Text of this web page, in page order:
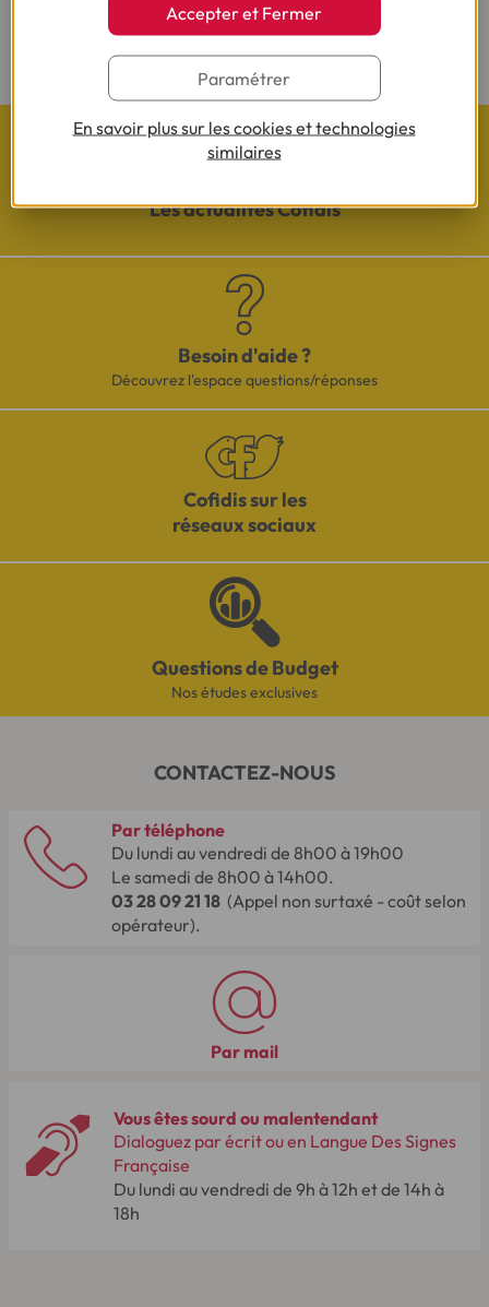
(2) Sous réserve d’acceptation de votre dossier et à l’issue du délai légal de
Les actualités Cofidis
Besoin d'aide ?
Découvrez l'espace questions/réponses
Cofidis sur les
réseaux sociaux
Questions de Budget
Nos études exclusives
CONTACTEZ-NOUS
Par téléphone
Du lundi au vendredi de 8h00 à 19h00
Le samedi de 8h00 à 14h00.
03 28 09 21 18 (Appel non surtaxé - coût selon
opérateur).
Par mail
Vous êtes sourd ou malentendant
Dialoguez par écrit ou en Langue Des Signes
Française
Du lundi au vendredi de 9h à 12h et de 14h à
18h
Accepter et Fermer
Paramétrer
En savoir plus sur les cookies et technologies
similaires